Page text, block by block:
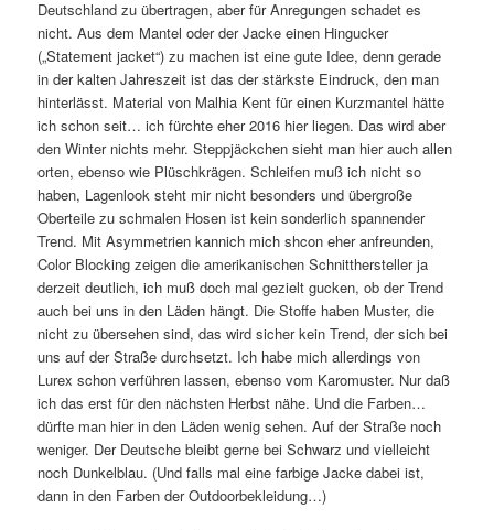
Deutschland zu übertragen, aber für Anregungen schadet es
nicht. Aus dem Mantel oder der Jacke einen Hingucker
(„Statement jacket“) zu machen ist eine gute Idee, denn gerade
in der kalten Jahreszeit ist das der stärkste Eindruck, den man
hinterlässt. Material von Malhia Kent für einen Kurzmantel hätte
ich schon seit… ich fürchte eher 2016 hier liegen. Das wird aber
den Winter nichts mehr. Steppjäckchen sieht man hier auch allen
orten, ebenso wie Plüschkrägen. Schleifen muß ich nicht so
haben, Lagenlook steht mir nicht besonders und übergroße
Oberteile zu schmalen Hosen ist kein sonderlich spannender
Trend. Mit Asymmetrien kannich mich shcon eher anfreunden,
Color Blocking zeigen die amerikanischen Schnitthersteller ja
derzeit deutlich, ich muß doch mal gezielt gucken, ob der Trend
auch bei uns in den Läden hängt. Die Stoffe haben Muster, die
nicht zu übersehen sind, das wird sicher kein Trend, der sich bei
uns auf der Straße durchsetzt. Ich habe mich allerdings von
Lurex schon verführen lassen, ebenso vom Karomuster. Nur daß
ich das erst für den nächsten Herbst nähe. Und die Farben…
dürfte man hier in den Läden wenig sehen. Auf der Straße noch
weniger. Der Deutsche bleibt gerne bei Schwarz und vielleicht
noch Dunkelblau. (Und falls mal eine farbige Jacke dabei ist,
dann in den Farben der Outdoorbekleidung…)